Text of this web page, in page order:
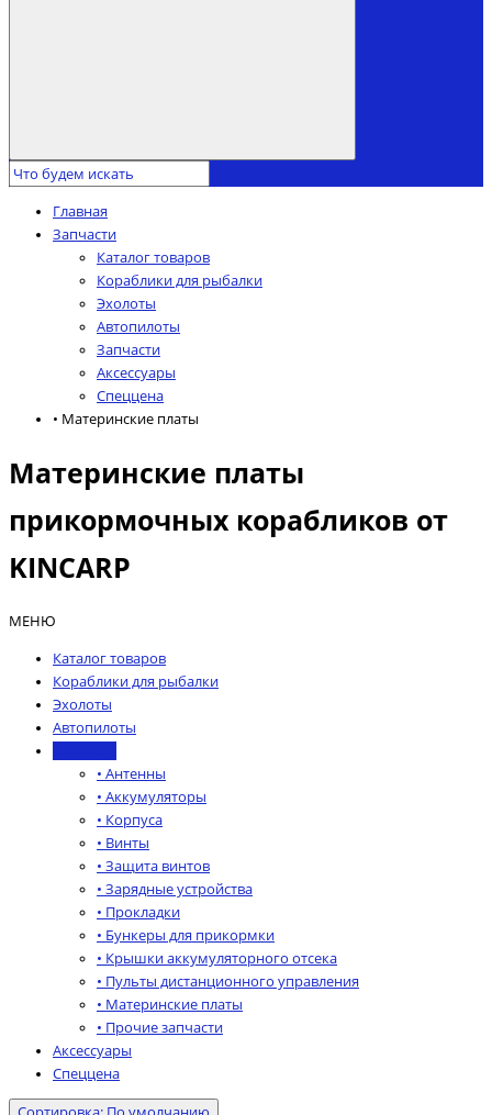
Главная
Запчасти
Каталог товаров
Кораблики для рыбалки
Эхолоты
Автопилоты
Запчасти
Аксессуары
Спеццена
• Материнские платы
Материнские платы
прикормочных корабликов от
KINCARP
МЕНЮ
Каталог товаров
Кораблики для рыбалки
Эхолоты
Автопилоты
• Антенны
• Аккумуляторы
• Корпуса
• Винты
• Защита винтов
• Зарядные устройства
• Прокладки
• Бункеры для прикормки
• Крышки аккумуляторного отсека
• Пульты дистанционного управления
• Материнские платы
• Прочие запчасти
Аксессуары
Спеццена